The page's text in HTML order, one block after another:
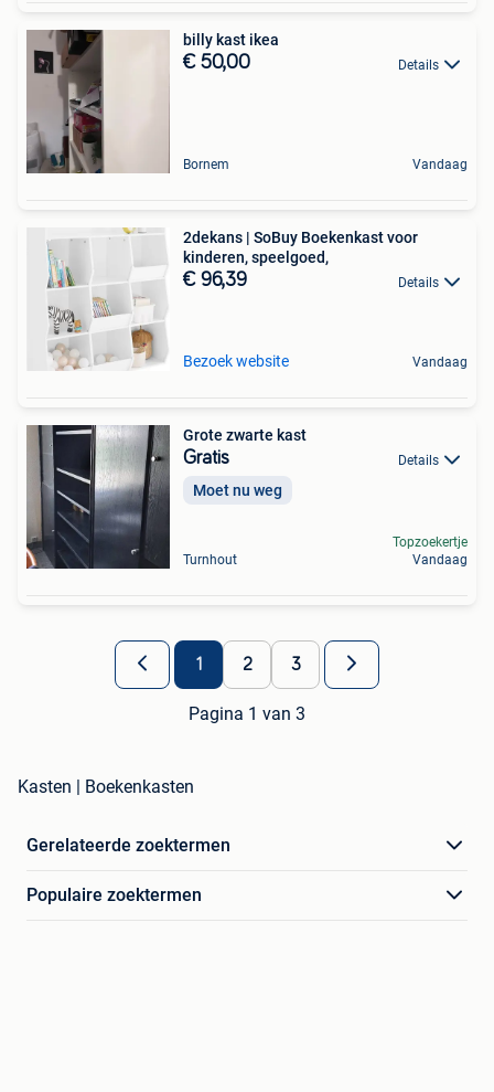
billy kast ikea
€ 50,00 Details
Bornem Vandaag
2dekans | SoBuy Boekenkast voor
kinderen, speelgoed,
€ 96,39 Details
Bezoek website Vandaag
Grote zwarte kast
Gratis Details
Moet nu weg
Turnhout
Topzoekertje
Vandaag
1 2 3
Pagina 1 van 3
Kasten | Boekenkasten
Gerelateerde zoektermen
Populaire zoektermen